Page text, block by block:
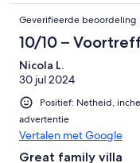
Geverifieerde beoordeling
10/10 –
Nicola L.
30 jul 2024
Positief: Netheid,
advertentie
Vertalen met Google
Great family villa